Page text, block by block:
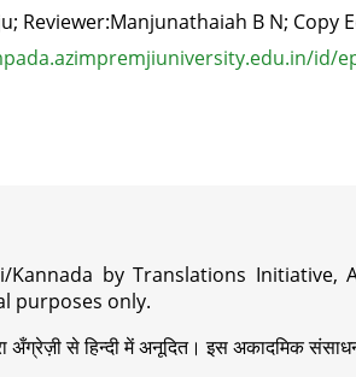
Reviewer:Manjunathaiah B N; Copy
id/
by Translations
purposes only.
अँग्रेज़ी से हिन्दी में अनूदित। इस अकादमिक